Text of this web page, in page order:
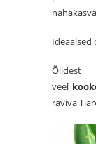
Ideaalsed
veel
raviva